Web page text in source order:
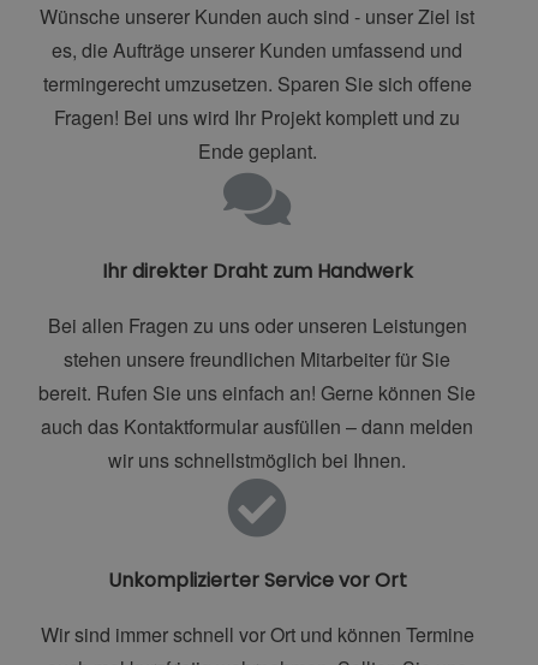
Wünsche unserer Kunden auch sind - unser Ziel ist
es, die Aufträge unserer Kunden umfassend und
termingerecht umzusetzen. Sparen Sie sich offene
Fragen! Bei uns wird Ihr Projekt komplett und zu
Ende geplant.
Ihr direkter Draht zum Handwerk
Bei allen Fragen zu uns oder unseren Leistungen
stehen unsere freundlichen Mitarbeiter für Sie
bereit. Rufen Sie uns einfach an! Gerne können Sie
auch das Kontaktformular ausfüllen – dann melden
wir uns schnellstmöglich bei Ihnen.
Unkomplizierter Service vor Ort
Wir sind immer schnell vor Ort und können Termine